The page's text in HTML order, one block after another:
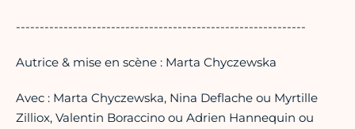
-------------------------------------------------------------
Autrice & mise en scène : Marta Chyczewska
Avec : Marta Chyczewska, Nina Deflache ou Myrtille
Zilliox, Valentin Boraccino ou Adrien Hannequin ou